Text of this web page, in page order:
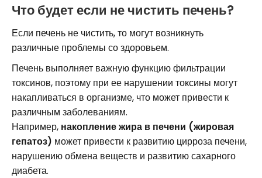
Что будет если не чистить печень?
Если печень не чистить, то могут возникнуть
различные проблемы со здоровьем.
Печень выполняет важную функцию фильтрации
токсинов, поэтому при ее нарушении токсины могут
накапливаться в организме, что может привести к
различным заболеваниям.
Например, накопление жира в печени (жировая
гепатоз) может привести к развитию цирроза печени,
нарушению обмена веществ и развитию сахарного
диабета.